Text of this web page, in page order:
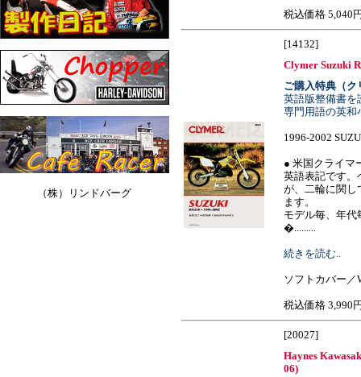
（株）リンドバーグ
税込価格 5,040
[14132]
Clymer Suzuki
ご購入特典（ク
英語版整備書を
専門用語の英和
1996-2002
● 米国クライマ
英語表記です。
が、二輪に関し
ます。
モデル毎、年代
�.........
続きを読む..
ソフトカバー／
税込価格 3,990
[20027]
Haynes
06)